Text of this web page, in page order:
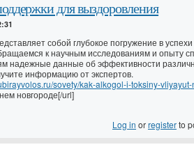
для выздоровления
собой глубокое погружение в
к научным исследованиям и опыту
надежные данные об эффективности
информацию от экспертов.
sovety/kak-alkogol-i-toksiny-
новгороде[/url]
Log in orregisterto